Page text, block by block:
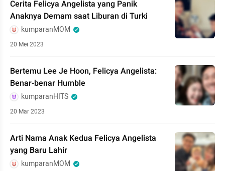
Cerita Felicya Angelista yang Panik
Anaknya Demam saat Liburan di Turki
kumparanMOM
20 Mei 2023
Bertemu Lee Je Hoon, Felicya Angelista:
Benar-benar Humble
kumparanHITS
20 Mar 2023
Arti Nama Anak Kedua Felicya Angelista
yang Baru Lahir
kumparanMOM